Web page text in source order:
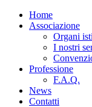
Home
Associazione
Organi
I nostri
Professione
F.A.Q.
News
Contatti